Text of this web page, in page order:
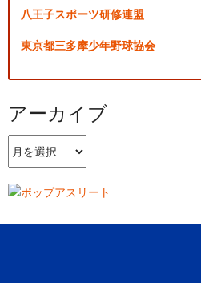
八王子スポーツ研修連盟
東京都三多摩少年野球協会
アーカイブ
ー
イ